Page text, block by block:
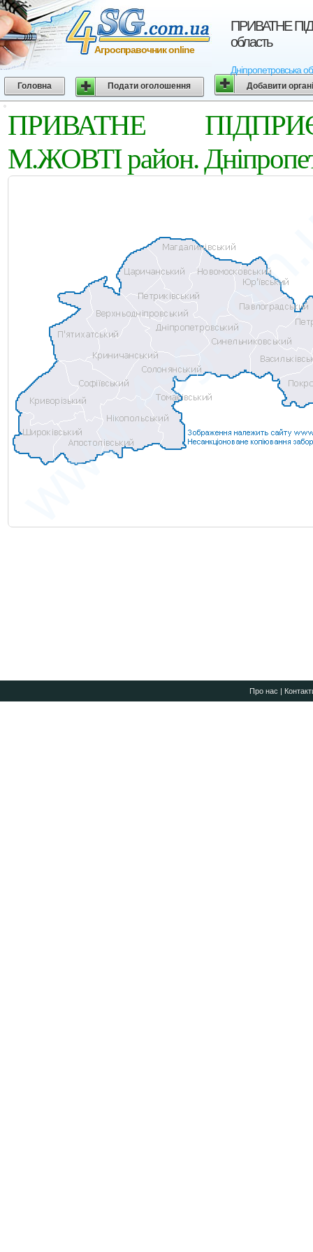
ПРИВАТНЕ
область
Дніпропетровська
Агросправочник online
Головна Подати оголошення Добавити
ПРИВАТНЕ
М.ЖОВТІ район.
Про нас |